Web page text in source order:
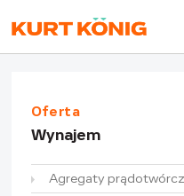
Oferta
Wynajem
Agregaty